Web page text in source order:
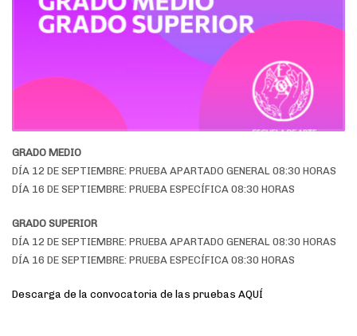
GRADO MEDIO
DÍA 12 DE SEPTIEMBRE: PRUEBA APARTADO GENERAL 08:30 HORAS
DÍA 16 DE SEPTIEMBRE: PRUEBA ESPECÍFICA 08:30 HORAS
GRADO SUPERIOR
DÍA 12 DE SEPTIEMBRE: PRUEBA APARTADO GENERAL 08:30 HORAS
DÍA 16 DE SEPTIEMBRE: PRUEBA ESPECÍFICA 08:30 HORAS
Descarga de la convocatoria de las pruebas AQUÍ